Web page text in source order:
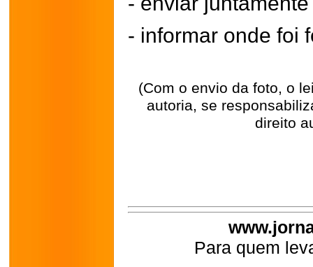
- informar onde foi
(Com o envio da foto, o
autoria, se
direito
Para quem